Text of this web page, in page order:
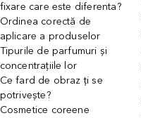
fixare care este diferenta?
Ordinea corectă de
aplicare a produselor
Tipurile de parfumuri și
concentrațiile lor
Ce fard de obraz ți se
potrivește?
Cosmetice coreene